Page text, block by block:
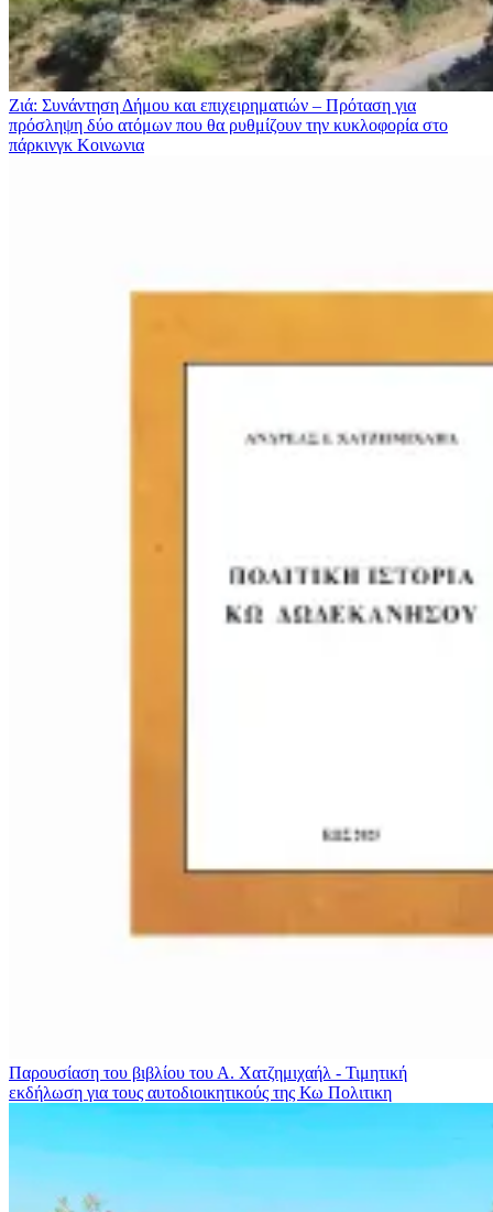
Ζιά: Συνάντηση Δήμου και επιχειρηματιών – Πρόταση για
πρόσληψη δύο ατόμων που θα ρυθμίζουν την κυκλοφορία στο
πάρκινγκ Κοινωνια
Παρουσίαση του βιβλίου του Α. Χατζημιχαήλ - Τιμητική
εκδήλωση για τους αυτοδιοικητικούς της Κω Πολιτικη